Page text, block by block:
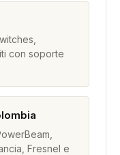
con soporte
Fresnel e